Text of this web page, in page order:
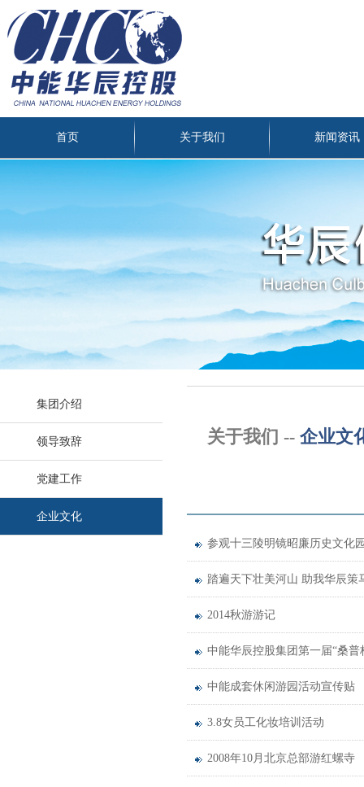
首页 关于我们 新闻资讯
集团介绍
领导致辞
党建工作
企业文化
关于我们 -- 企业文
参观十三陵明镜昭廉历史文化
踏遍天下壮美河山 助我华辰策
2014秋游游记
中能华辰控股集团第一届“桑普
中能成套休闲游园活动宣传贴
3.8女员工化妆培训活动
2008年10月北京总部游红螺寺